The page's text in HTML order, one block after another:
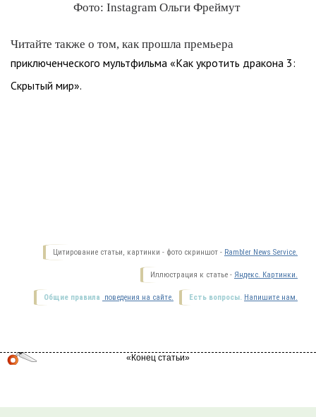
Фото: Instagram Ольги Фреймут
Читайте также о том, как прошла премьера
приключенческого мультфильма «Как укротить дракона 3:
Скрытый мир».
Цитирование статьи, картинки - фото скриншот - Rambler News Service.
Иллюстрация к статье - Яндекс. Картинки.
Есть вопросы. Напишите нам.
Общие правила поведения на сайте.